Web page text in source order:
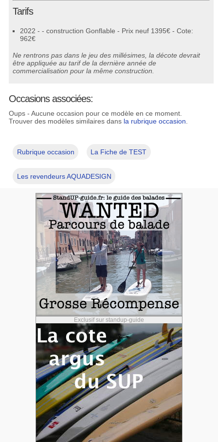
Tarifs
2022 - - construction Gonflable - Prix neuf 1395€ - Cote:
962€
Ne rentrons pas dans le jeu des millésimes, la décote devrait
être appliquée au tarif de la dernière année de
commercialisation pour la même construction.
Occasions associées:
Oups - Aucune occasion pour ce modèle en ce moment.
Trouver des modèles similaires dans la rubrique occasion
Rubrique occasion La Fiche de TEST
Les revendeurs AQUADESIGN
Exclusif sur standup-guide